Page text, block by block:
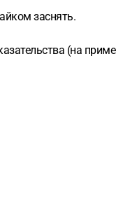
заснять.
(на